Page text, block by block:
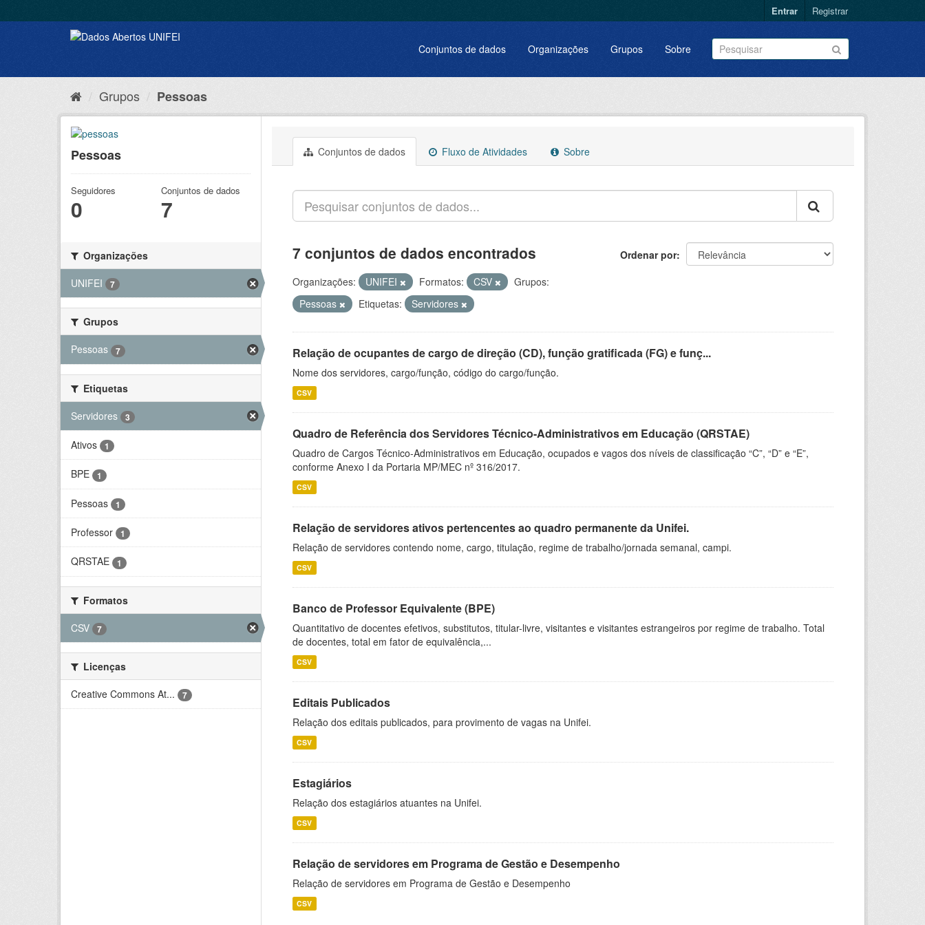
Entrar Registrar
Conjuntos de dados Organizações Grupos Sobre
Grupos Pessoas
Pessoas
Seguidores
0
Conjuntos de dados
7
Organizações
UNIFEI
7
Grupos
Pessoas
7
Etiquetas
Servidores
3
Ativos 1
BPE 1
Pessoas 1
Professor 1
QRSTAE 1
Formatos
CSV
7
Licenças
Creative Commons At...
7
Conjuntos de dados Fluxo de Atividades Sobre
Ordenar por
7 conjuntos de dados encontrados
Organizações: UNIFEI Formatos: CSV
Grupos:
Pessoas
Etiquetas: Servidores
Relação de ocupantes de cargo de direção (CD), função gratificada (FG) e funç...
Nome dos servidores, cargo/função, código do cargo/função.
CSV
Quadro de Referência dos Servidores Técnico-Administrativos em Educação (QRSTAE)
Quadro de Cargos Técnico-Administrativos em Educação, ocupados e vagos dos níveis de classificação “C”, “D” e “E”,
conforme Anexo I da Portaria MP/MEC nº 316/2017.
CSV
Relação de servidores ativos pertencentes ao quadro permanente da Unifei.
Relação de servidores contendo nome, cargo, titulação, regime de trabalho/jornada semanal, campi.
CSV
Banco de Professor Equivalente (BPE)
Quantitativo de docentes efetivos, substitutos, titular-livre, visitantes e visitantes estrangeiros por regime de trabalho. Total
de docentes, total em fator de equivalência,...
CSV
Editais Publicados
Relação dos editais publicados, para provimento de vagas na Unifei.
CSV
Estagiários
Relação dos estagiários atuantes na Unifei.
CSV
Relação de servidores em Programa de Gestão e Desempenho
Relação de servidores em Programa de Gestão e Desempenho
CSV